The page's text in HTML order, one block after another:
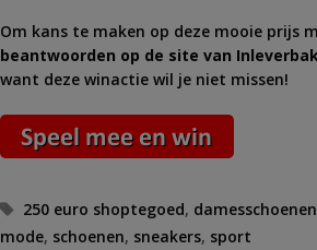
Om kans te maken op deze mooie prijs
beantwoorden op de site van
want deze winactie wil je niet missen!
Tags
250 euro shoptegoed, damesschoenen
mode, schoenen, sneakers, sport